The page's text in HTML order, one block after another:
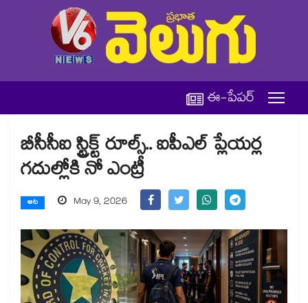
ఈ-పేపర్
బీసీసీఐ స్ట్రిక్ట్ రూల్స్.. ఐపీఎల్‌‌ ప్లేయర్ల
గదుల్లోకి నో ఎంట్రీ
ఆట May 9, 2026